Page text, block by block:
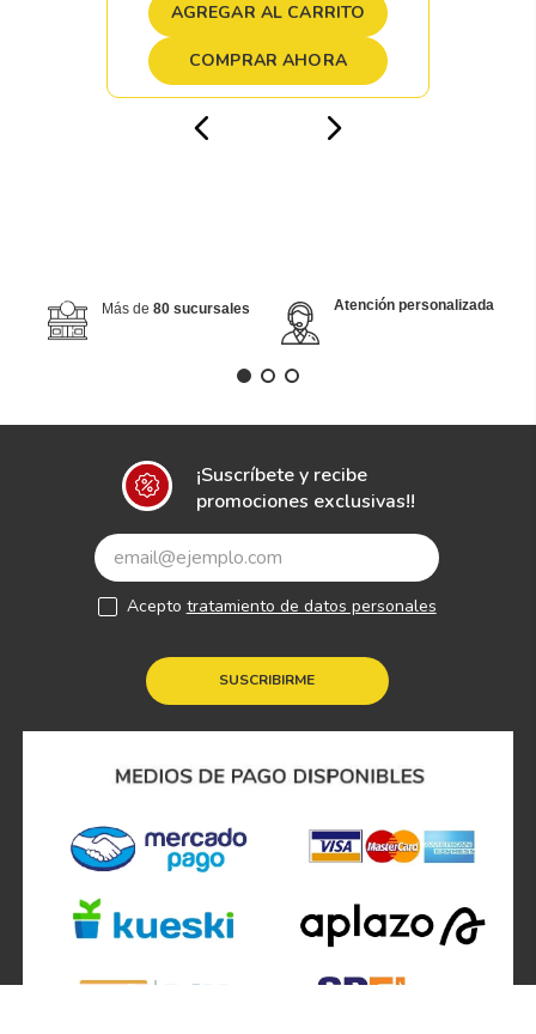
AGREGAR AL CARRITO
COMPRAR AHORA
Más de 80 sucursales Atención personalizada
¡Suscríbete y recibe
promociones exclusivas!!
SUSCRIBIRME
Acepto tratamiento de datos personales